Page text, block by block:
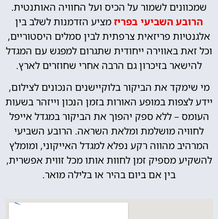
שמכוונים לשמור על הכיס ועל החוויה האותנטית.
הרובע השביעי בפריזמציע הזדמנות לשלב בין
אלגנטיות פריזאית צרפתית לבין סמלים היסטוריים,
וכל זאת באווירה ייחודית שתגרום למפגש עם המגדל
להישאר בזיכרון גם הרבה אחרי שחוזרים לארץ.
מי שימקד את הביקור בלוקיישנים הנכונים לצילום,
יידע לצפות במופע האורות בזמן הנכון וייזהר בשעות
העומס – ללא ספק יהפוך את הביקור במגדל אייפל
לחוויה מושלמת ומלאת השראה. הרובע השביעי
המרהיב מהווה רקע נפלא למגדל האייקוני, ומומלץ
להשקיע מספיק זמן לחוות אותו מכל זווית אפשרית,
בין אם ביום בהיר או בלילה מואר.